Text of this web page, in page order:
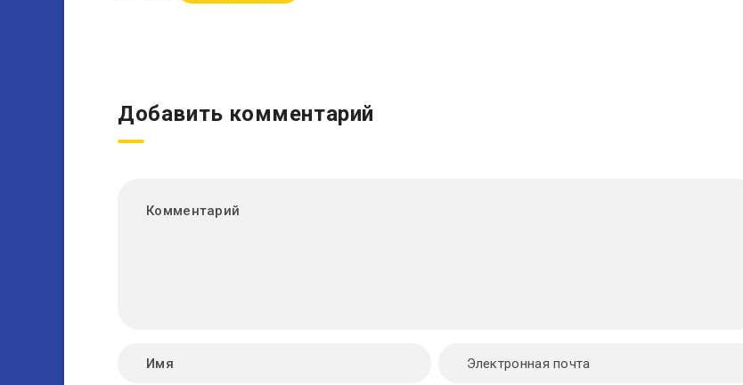
Добавить комментарий